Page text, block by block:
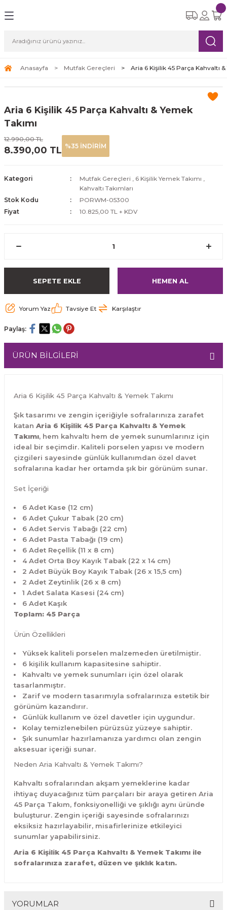
6 Kişilik Yemek Takımı
6 Kişilik Cam Bardak Setleri
Çay Fincan Setleri
Seti Robot Süpürge
Yatay Süpürge
Anasayfa Mutfak Gereçleri Aria 6 Kişilik 45 Parça Kahvaltı &
Aria 6 Kişilik 45 Parça Kahvaltı & Yemek
Takımı
12.990,00 TL
8.390,00 TL %35 İNDİRİM
Kategori Mutfak Gereçleri , 6 Kişilik Yemek Takımı ,
Kahvaltı Takımları
Stok Kodu
PORWM-05300
Fiyat
10.825,00 TL + KDV
SEPETE EKLE HEMEN AL
Yorum Yaz Tavsiye Et Karşılaştır
Paylaş:
ÜRÜN BİLGİLERİ
Aria 6 Kişilik 45 Parça Kahvaltı & Yemek Takımı
Şık tasarımı ve zengin içeriğiyle sofralarınıza zarafet
katan Aria 6 Kişilik 45 Parça Kahvaltı & Yemek
Takımı, hem kahvaltı hem de yemek sunumlarınız için
ideal bir seçimdir. Kaliteli porselen yapısı ve modern
çizgileri sayesinde günlük kullanımdan özel davet
sofralarına kadar her ortamda şık bir görünüm sunar.
Set İçeriği
6 Adet Kase (12 cm)
6 Adet Çukur Tabak (20 cm)
6 Adet Servis Tabağı (22 cm)
6 Adet Pasta Tabağı (19 cm)
6 Adet Reçellik (11 x 8 cm)
4 Adet Orta Boy Kayık Tabak (22 x 14 cm)
2 Adet Büyük Boy Kayık Tabak (26 x 15,5 cm)
2 Adet Zeytinlik (26 x 8 cm)
1 Adet Salata Kasesi (24 cm)
6 Adet Kaşık
Toplam: 45 Parça
Ürün Özellikleri
Yüksek kaliteli porselen malzemeden üretilmiştir.
6 kişilik kullanım kapasitesine sahiptir.
Kahvaltı ve yemek sunumları için özel olarak
tasarlanmıştır.
Zarif ve modern tasarımıyla sofralarınıza estetik bir
görünüm kazandırır.
Günlük kullanım ve özel davetler için uygundur.
Kolay temizlenebilen pürüzsüz yüzeye sahiptir.
Şık sunumlar hazırlamanıza yardımcı olan zengin
aksesuar içeriği sunar.
Neden Aria Kahvaltı & Yemek Takımı?
Kahvaltı sofralarından akşam yemeklerine kadar
ihtiyaç duyacağınız tüm parçaları bir araya getiren Aria
45 Parça Takım, fonksiyonelliği ve şıklığı aynı üründe
buluşturur. Zengin içeriği sayesinde sofralarınızı
eksiksiz hazırlayabilir, misafirlerinize etkileyici
sunumlar yapabilirsiniz.
Aria 6 Kişilik 45 Parça Kahvaltı & Yemek Takımı ile
sofralarınıza zarafet, düzen ve şıklık katın.
YORUMLAR